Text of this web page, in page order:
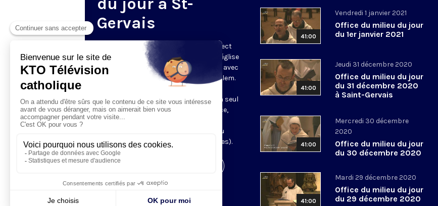
Gervais
Du mardi au samedi, KTO diffuse en direct
l’office du milieu du jour, en direct de l’église
Saint-Gervais-Saint-Protais (Paris 4e), avec
les Fraternités Monastiques de Jérusalem.
L’Office du Milieu du Jour regroupe, en
particulier, «au milieu du jour» et en un seul
office, les heures monastiques de Tierce,
Sexte et None. Il permet à l’Église de
retrouver son Seigneur entre l’office du
matin (Laudes) et l’office du soir (Vêpres).
41:00
Vendredi 1 janvier 2021
Office du milieu du jour
du 1er janvier 2021
41:00
Jeudi 31 décembre 2020
Office du milieu du jour
du 31 décembre 2020
à Saint-Gervais
41:00
Mercredi 30 décembre
2020
Office du milieu du jour
du 30 décembre 2020
41:00
Mardi 29 décembre 2020
Office du milieu du jour
du 29 décembre 2020